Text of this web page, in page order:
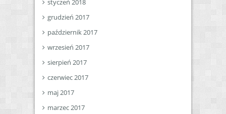
styczeń 2018
grudzień 2017
październik 2017
wrzesień 2017
sierpień 2017
czerwiec 2017
maj 2017
marzec 2017